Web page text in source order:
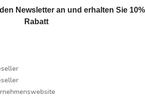
Newsletter an und erhalten Sie 10%
Rabatt